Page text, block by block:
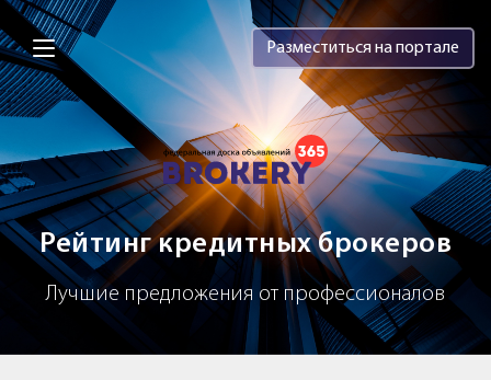
Brokery365 - Рейтинг кредитных
Разместиться на портале
Рейтинг кредитных брокеров
Лучшие предложения от профессионалов